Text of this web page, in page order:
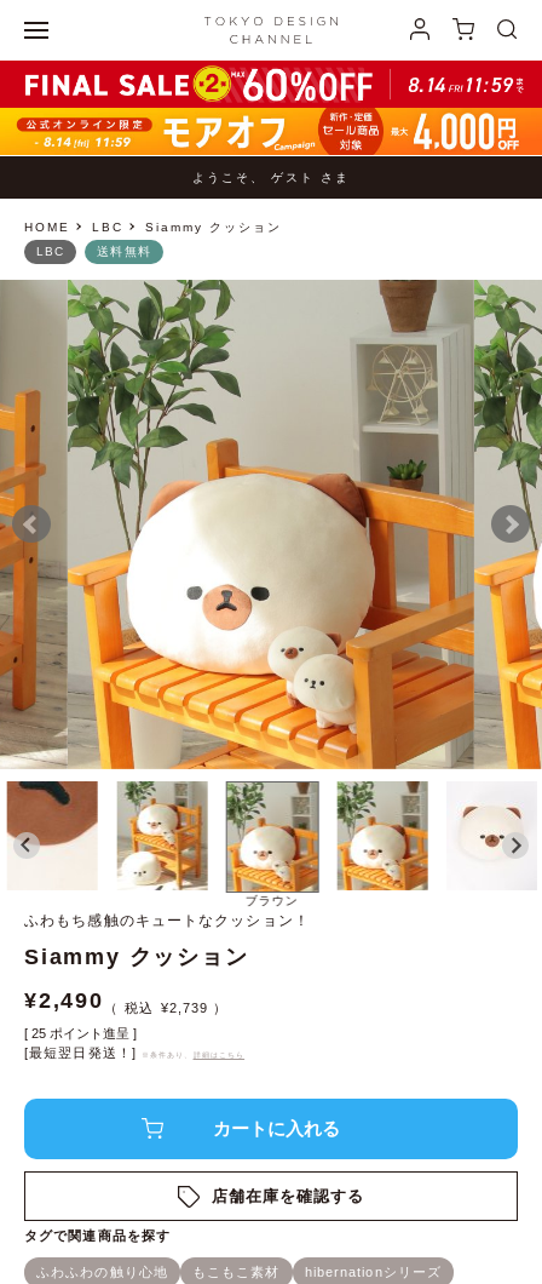
ようこそ、 ゲスト さま
HOME LBC Siammy クッション
ブラウン
LBC 送料無料
ふわもち感触のキュートなクッション！
Siammy クッション
¥2,490 ¥2,739
[ 25 ポイント進呈 ]
[最短翌日発送！]
※条件あり、 詳細はこちら
店舗在庫を確認する